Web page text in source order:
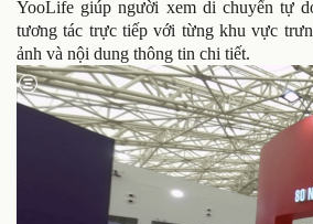
YooLife giúp người xem di chuyển tự
tương tác trực tiếp với từng khu vực
ảnh và nội dung thông tin chi tiết.